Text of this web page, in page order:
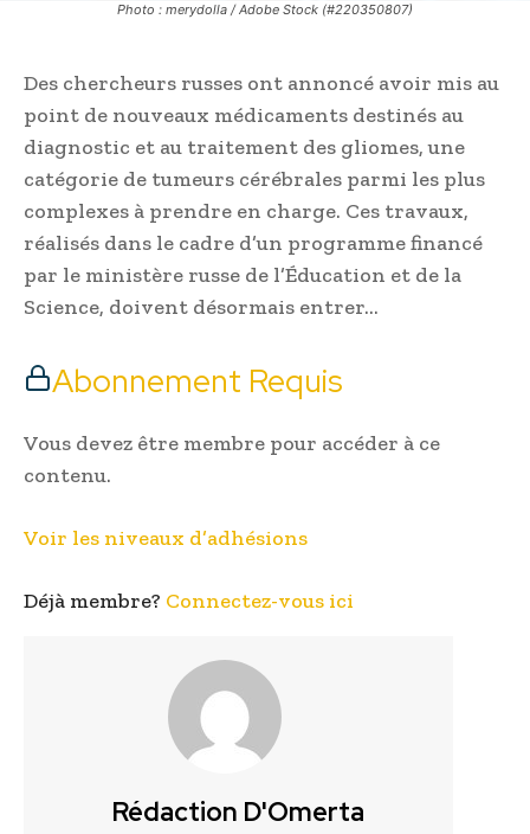
Photo : merydolla / Adobe Stock (#220350807)
Des chercheurs russes ont annoncé avoir mis au
point de nouveaux médicaments destinés au
diagnostic et au traitement des gliomes, une
catégorie de tumeurs cérébrales parmi les plus
complexes à prendre en charge. Ces travaux,
réalisés dans le cadre d’un programme financé
par le ministère russe de l’Éducation et de la
Science, doivent désormais entrer…
Abonnement Requis
Vous devez être membre pour accéder à ce
contenu.
Voir les niveaux d’adhésions
Déjà membre? Connectez-vous ici
Rédaction D'Omerta